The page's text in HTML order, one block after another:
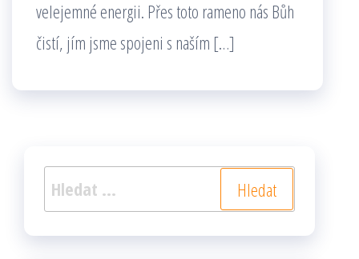
velejemné energii. Přes toto rameno nás Bůh
čistí, jím jsme spojeni s naším […]
Vyhledávání